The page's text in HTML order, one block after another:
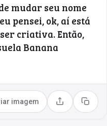
mudar seu nome
pensei, ok, aí está
criativa. Então,
Banana
imagem Compartilhar
Copiar